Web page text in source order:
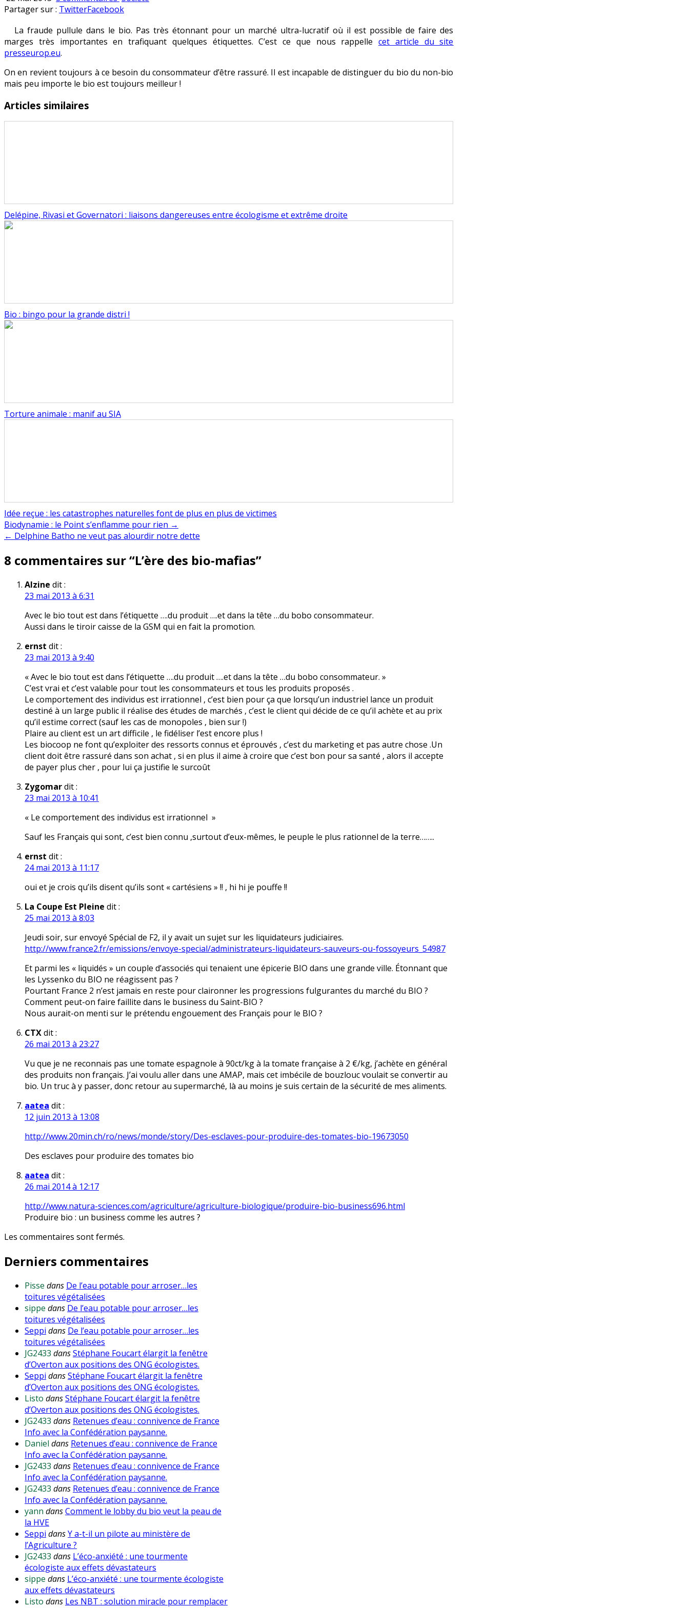
L’ère
bio-
mafias
en
Partager sur : TwitterFacebook
La fraude pullule dans le bio. Pas très étonnant pour un marché ultra-lucratif où il est possible de faire des
marges très importantes en trafiquant quelques étiquettes. C’est ce que nous rappellecet article du site
presseurop.eu.
On en revient toujours à ce besoin du consommateur d’être rassuré. Il est incapable de distinguer du bio du non-bio
mais peu importe le bio est toujours meilleur !
Articles similaires
Delépine, Rivasi et Governatori : liaisons dangereuses entre écologisme et extrême droite
Bio : bingo pour la grande distri !
Torture animale : manif au SIA
Idée reçue : les catastrophes naturelles font de plus en plus de victimes
Navigation
de
l’article
Biodynamie : le Point s’enflamme pour rien →
← Delphine Batho ne veut pas alourdir notre dette
8 commentaires sur “L’ère des bio-mafias”
Alzine dit :
23 mai 2013 à 6:31
Avec le bio tout est dans l’étiquette ….du produit ….et dans la tête …du bobo consommateur.
Aussi dans le tiroir caisse de la GSM qui en fait la promotion.
ernst dit :
23 mai 2013 à 9:40
« Avec le bio tout est dans l’étiquette ….du produit ….et dans la tête …du bobo consommateur. »
C’est vrai et c’est valable pour tout les consommateurs et tous les produits proposés .
Le comportement des individus est irrationnel , c’est bien pour ça que lorsqu’un industriel lance un produit
destiné à un large public il réalise des études de marchés , c’est le client qui décide de ce qu’il achète et au prix
qu’il estime correct (sauf les cas de monopoles , bien sur !)
Plaire au client est un art difficile , le fidéliser l’est encore plus !
Les biocoop ne font qu’exploiter des ressorts connus et éprouvés , c’est du marketing et pas autre chose .Un
client doit être rassuré dans son achat , si en plus il aime à croire que c’est bon pour sa santé , alors il accepte
de payer plus cher , pour lui ça justifie le surcoût
Zygomardit :
23 mai 2013 à 10:41
« Le comportement des individus est irrationnel »
Sauf les Français qui sont, c’est bien connu ,surtout d’eux-mêmes, le peuple le plus rationnel de la terre……..
ernst dit :
24 mai 2013 à 11:17
oui et je crois qu’ils disent qu’ils sont « cartésiens » !! , hi hi je pouffe !!
La Coupe Est Pleine dit :
25 mai 2013 à 8:03
Jeudi soir, sur envoyé Spécial de F2, il y avait un sujet sur les liquidateurs judiciaires.
http://www.france2.fr/emissions/envoye-special/administrateurs-liquidateurs-sauveurs-ou-fossoyeurs_54987
Et parmi les « liquidés » un couple d’associés qui tenaient une épicerie BIO dans une grande ville. Étonnant que
les Lyssenko du BIO ne réagissent pas ?
Pourtant France 2 n’est jamais en reste pour claironner les progressions fulgurantes du marché du BIO ?
Comment peut-on faire faillite dans le business du Saint-BIO ?
Nous aurait-on menti sur le prétendu engouement des Français pour le BIO ?
CTXdit :
26 mai 2013 à 23:27
Vu que je ne reconnais pas une tomate espagnole à 90ct/kg à la tomate française à 2 €/kg, j’achète en général
des produits non français. J’ai voulu aller dans une AMAP, mais cet imbécile de bouzlouc voulait se convertir au
bio. Un truc à y passer, donc retour au supermarché, là au moins je suis certain de la sécurité de mes aliments.
aatea dit :
12 juin 2013 à 13:08
http://www.20min.ch/ro/news/monde/story/Des-esclaves-pour-produire-des-tomates-bio-19673050
Des esclaves pour produire des tomates bio
aatea dit :
26 mai 2014 à 12:17
http://www.natura-sciences.com/agriculture/agriculture-biologique/produire-bio-business696.html
Produire bio : un business comme les autres ?
Les commentaires sont fermés.
Derniers commentaires
Pisse dans De l’eau potable pour arroser…les
toitures végétalisées
sippe dans De l’eau potable pour arroser…les
toitures végétalisées
Seppi dans De l’eau potable pour arroser…les
toitures végétalisées
JG2433 dansStéphane Foucart élargit la fenêtre
d’Overton aux positions des ONG écologistes.
Seppi dansStéphane Foucart élargit la fenêtre
d’Overton aux positions des ONG écologistes.
Listo dansStéphane Foucart élargit la fenêtre
d’Overton aux positions des ONG écologistes.
JG2433 dans Retenues d’eau : connivence de France
Info avec la Confédération paysanne.
Daniel dans Retenues d’eau : connivence de France
Info avec la Confédération paysanne.
JG2433 dans Retenues d’eau : connivence de France
Info avec la Confédération paysanne.
JG2433 dans Retenues d’eau : connivence de France
Info avec la Confédération paysanne.
yann dansComment le lobby du bio veut la peau de
la HVE
Seppi dansY a-t-il un pilote au ministère de
l’Agriculture ?
JG2433 dans L’éco-anxiété : une tourmente
écologiste aux effets dévastateurs
sippe dans L’éco-anxiété : une tourmente écologiste
aux effets dévastateurs
Listo dans Les NBT : solution miracle pour remplacer